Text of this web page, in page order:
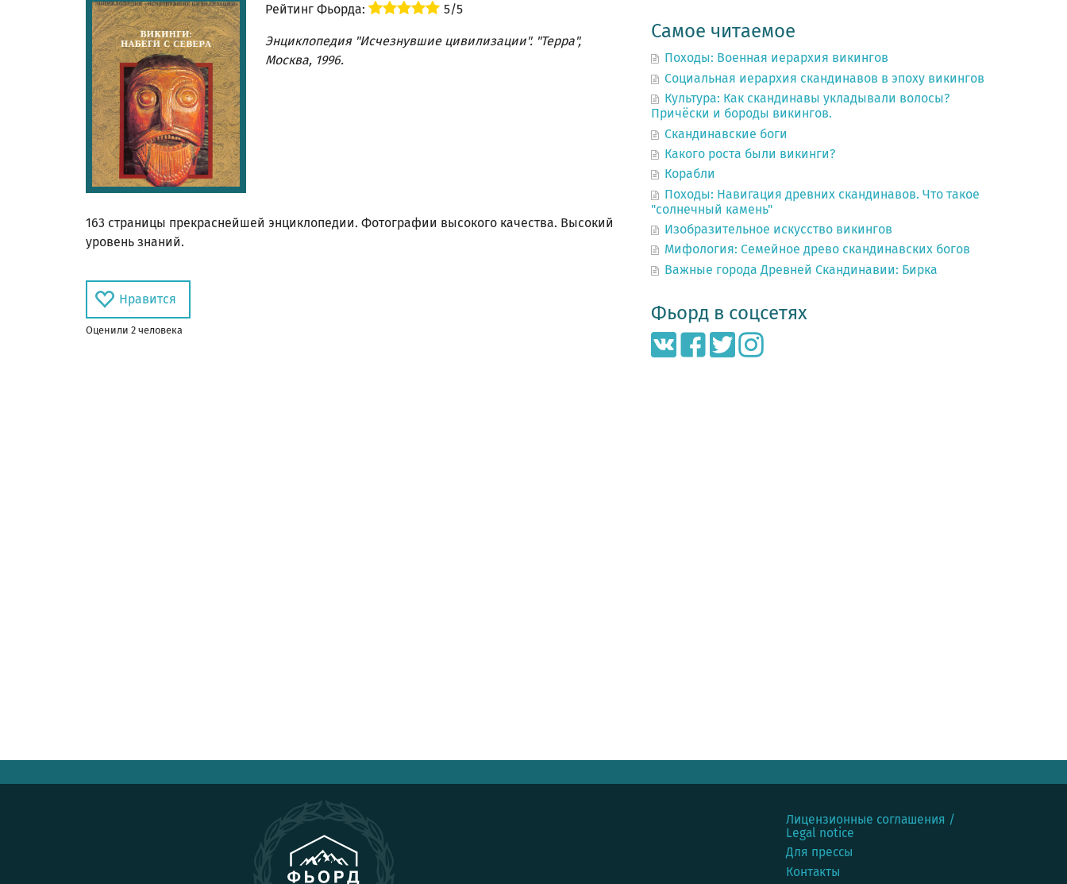
Рейтинг Фьорда: 5/5
Энциклопедия "Исчезнувшие цивилизации". "Терра",
Москва, 1996.
163 страницы прекраснейшей энциклопедии. Фотографии высокого качества. Высокий
уровень знаний.
Нравится
Оценили 2 человека
Самое читаемое
Походы: Военная иерархия викингов
Социальная иерархия скандинавов в эпоху викингов
Культура: Как скандинавы укладывали волосы?
Причёски и бороды викингов.
Скандинавские боги
Какого роста были викинги?
Корабли
Походы: Навигация древних скандинавов. Что такое
"солнечный камень"
Изобразительное искусство викингов
Мифология: Семейное древо скандинавских богов
Важные города Древней Скандинавии: Бирка
Фьорд в соцсетях
Лицензионные соглашения /
Legal notice
Для прессы
Контакты